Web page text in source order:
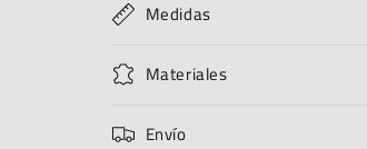
Medidas
Materiales
Envío